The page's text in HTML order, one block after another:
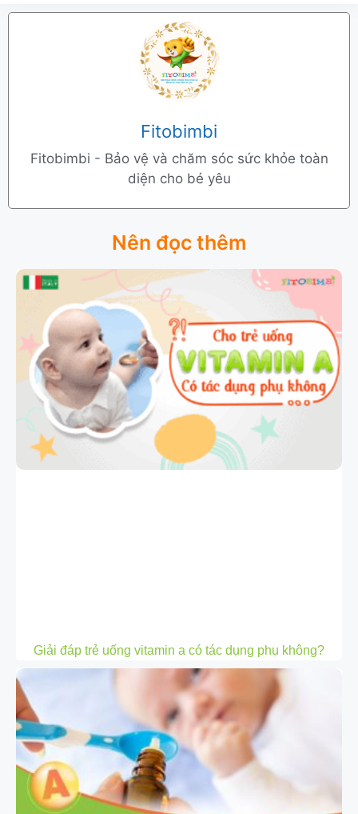
Fitobimbi
Fitobimbi - Bảo vệ và chăm sóc sức khỏe toàn
diện cho bé yêu
Nên đọc thêm
Giải đáp trẻ uống vitamin a có tác dụng phụ không?